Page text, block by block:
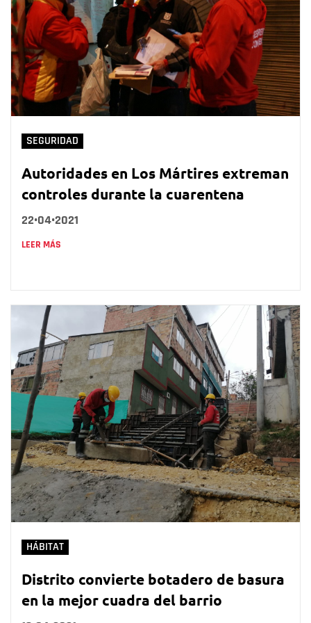
SEGURIDAD
Autoridades en Los Mártires extreman
controles durante la cuarentena
22•04•2021
LEER MÁS
HÁBITAT
Distrito convierte botadero de basura
en la mejor cuadra del barrio